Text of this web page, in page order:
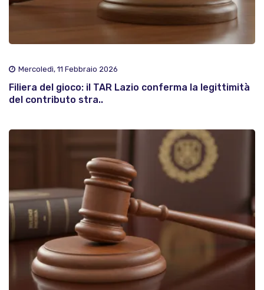
Mercoledì, 11 Febbraio 2026
Filiera del gioco: il TAR Lazio conferma la legittimità
del contributo stra..